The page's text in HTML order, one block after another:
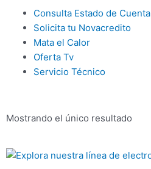
contenido
Main
Menu
Consulta Estado de Cuenta
Solicita tu Novacredito
Mata el Calor
Oferta Tv
Servicio Técnico
Mostrando el único resultado